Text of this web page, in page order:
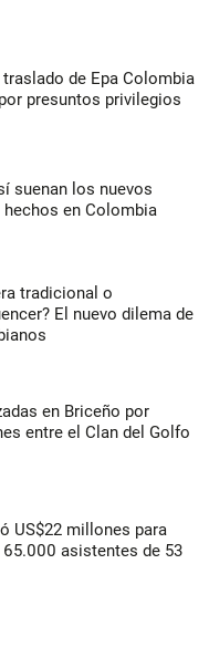
de Epa Colombia
presuntos privilegios
suenan los nuevos
en Colombia
tradicional o
El nuevo dilema de
en Briceño por
entre el Clan del Golfo
US$22 millones para
asistentes de 53